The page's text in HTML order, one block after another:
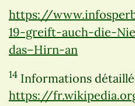
https://
19-greift-auch-die-
das–Hirn-an
14 Informations
https://